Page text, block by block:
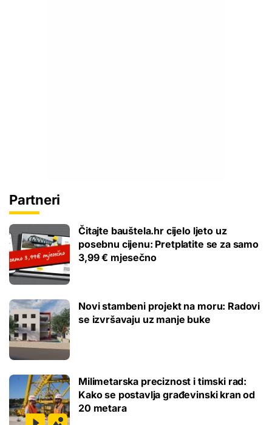
Partneri
Čitajte bauštela.hr cijelo ljeto uz
posebnu cijenu: Pretplatite se za samo
3,99 € mjesečno
Novi stambeni projekt na moru: Radovi
se izvršavaju uz manje buke
Milimetarska preciznost i timski rad:
Kako se postavlja građevinski kran od
20 metara